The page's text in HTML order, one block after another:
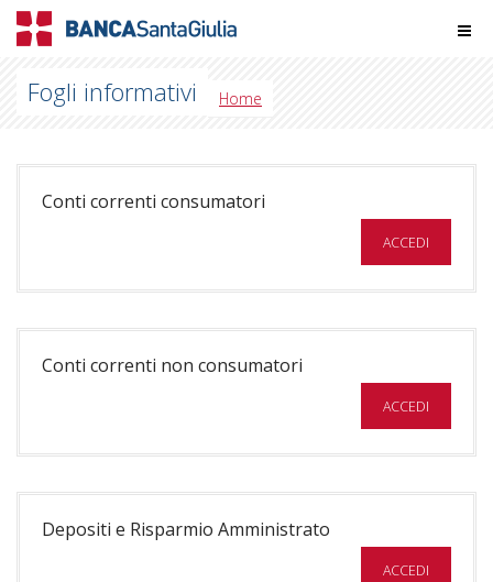
Fogli informativi Home
Conti correnti consumatori
ACCEDI
Conti correnti non consumatori
ACCEDI
Depositi e Risparmio Amministrato
ACCEDI